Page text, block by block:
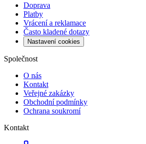
Doprava
Platby
Vrácení a reklamace
Často kladené dotazy
Nastavení cookies
Společnost
O nás
Kontakt
Veřejné zakázky
Obchodní podmínky
Ochrana soukromí
Kontakt